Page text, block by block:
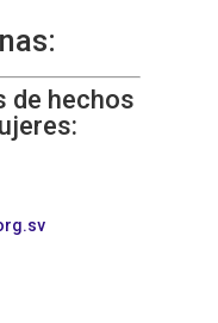
de hechos